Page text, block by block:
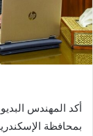
أكد المهندس
بمحافظة